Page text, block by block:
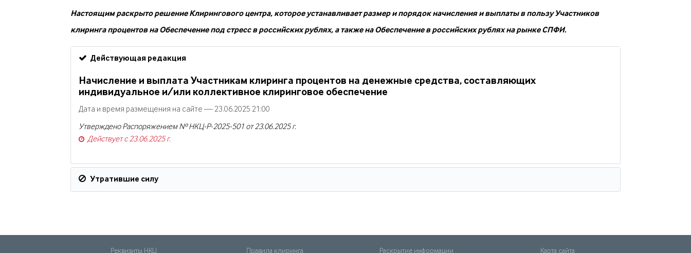
Настоящим раскрыто решение Клирингового центра, которое устанавливает размер и порядок начисления и выплаты в пользу Участников
клиринга процентов на Обеспечение под стресс в российских рублях, а также на Обеспечение в российских рублях на рынке СПФИ.
Действующая редакция
Начисление и выплата Участникам клиринга процентов на денежные средства, составляющих
индивидуальное и/или коллективное клиринговое обеспечение
Дата и время размещения на сайте — 23.06.2025 21:00
Утверждено Распоряжением № НКЦ-Р-2025-501 от 23.06.2025 г.
Действует с 23.06.2025 г.
Утратившие силу
Реквизиты НКЦ Правила клиринга Раскрытие информации Карта сайта